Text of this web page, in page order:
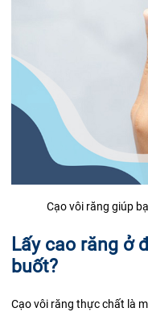
Cạo vôi răng giúp
Lấy cao răng ở
buốt?
Cạo vôi răng thực chất là